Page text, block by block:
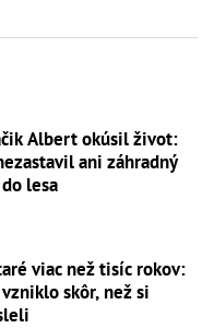
Albert okúsil život:
ani záhradný
lesa
viac než tisíc rokov:
skôr, než si